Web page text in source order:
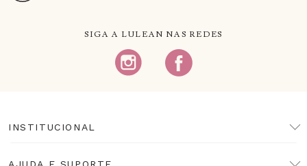
SIGA A LULEAN NAS REDES
INSTITUCIONAL